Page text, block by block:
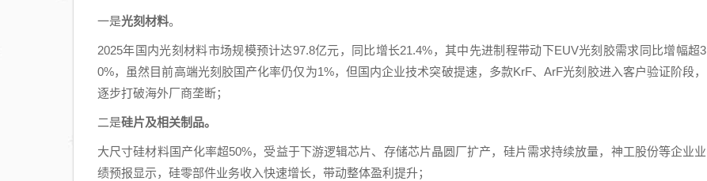
一是光刻材料。
2025年国内光刻材料市场规模预计达97.8亿元，同比增长21.4%，其中先进制程带动下EUV光刻胶需求同比增幅超3
0%，虽然目前高端光刻胶国产化率仍仅为1%，但国内企业技术突破提速，多款KrF、ArF光刻胶进入客户验证阶段，
逐步打破海外厂商垄断；
二是硅片及相关制品。
大尺寸硅材料国产化率超50%，受益于下游逻辑芯片、存储芯片晶圆厂扩产，硅片需求持续放量，神工股份等企业业
绩预报显示，硅零部件业务收入快速增长，带动整体盈利提升；